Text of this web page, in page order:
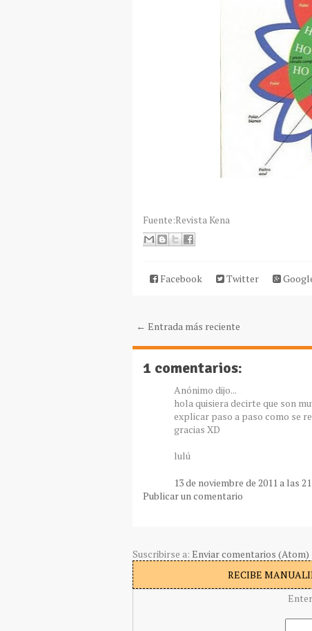
Fuente:Revista Kena
Facebook Twitter
← Entrada más reciente
1 comentarios:
Anónimo dijo...
hola quisiera decirte que son
explicar paso a paso como se
gracias XD
lulú
13 de noviembre de 2011 a las
Publicar un comentario
Suscribirse a: Enviar comentarios (Atom)
RECIBE